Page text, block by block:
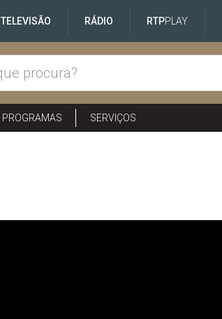
TELEVISÃO RÁDIO RTPPLAY
PROGRAMAS SERVIÇOS